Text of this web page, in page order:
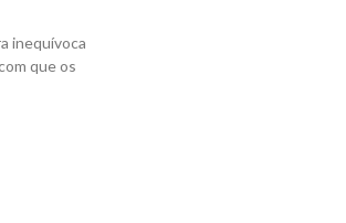
inequívoca
que os